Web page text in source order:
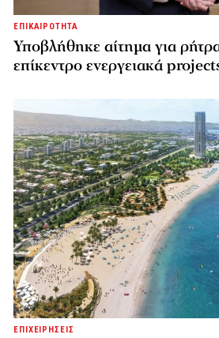
ΕΠΙΚΑΙΡΟΤΗΤΑ
Υποβλήθηκε αίτημα για
επίκεντρο ενεργειακά
ΕΠΙΧΕΙΡΗΣΕΙΣ